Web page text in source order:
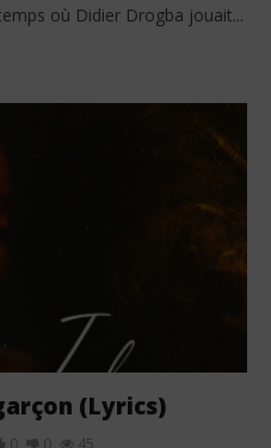
où Didier Drogba jouait...
(Lyrics)